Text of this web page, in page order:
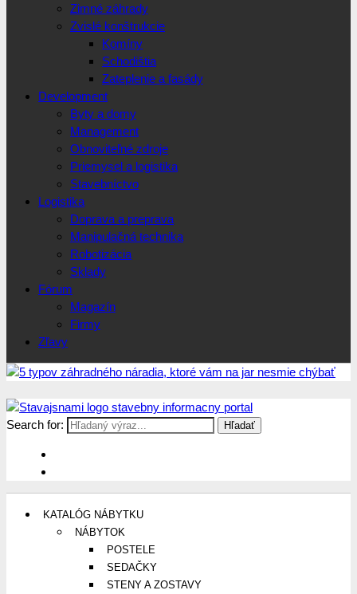
Zimné záhrady
Zvislé konštrukcie
Komíny
Schodištia
Zateplenie a fasády
Development
Byty a domy
Management
Obnoviteľné zdroje
Priemysel a logistika
Stavebníctvo
Logistika
Doprava a preprava
Manipulačná technika
Robotizácia
Sklady
Fórum
Magazín
Firmy
Zľavy
Stavajsnami.sk
Stavebníctvo, stavby, byty, domy a všetko o nich
Search for:
KATALÓG NÁBYTKU
NÁBYTOK
POSTELE
SEDAČKY
STENY A ZOSTAVY